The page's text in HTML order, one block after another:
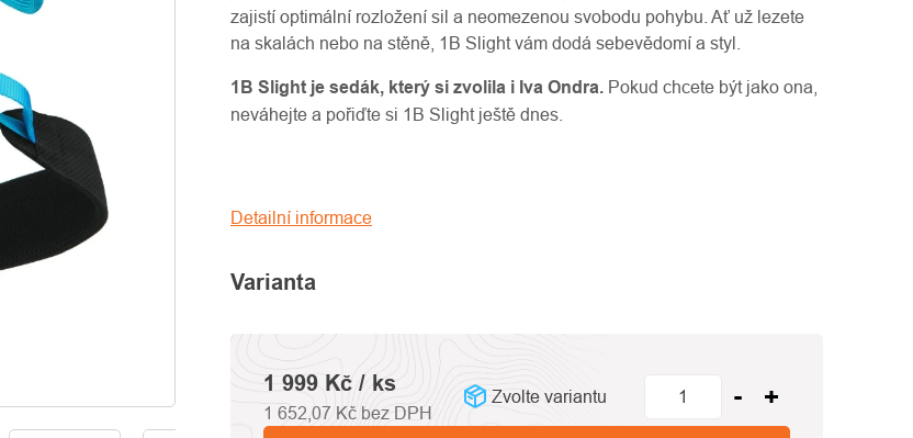
5
hvězdiček.
Varianta
zajistí optimální rozložení sil a neomezenou svobodu pohybu. Ať už lezete
na skalách nebo na stěně, 1B Slight vám dodá sebevědomí a styl.
1B Slight je sedák, který si zvolila i Iva Ondra. Pokud chcete být jako ona,
neváhejte a pořiďte si 1B Slight ještě dnes.
Detailní informace
1 999 Kč / ks
1 652,07 Kč bez DPH
Zvolte variantu